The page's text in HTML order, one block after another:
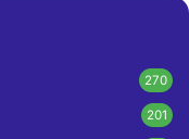
270
201